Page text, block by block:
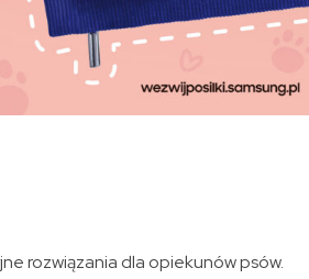
rozwiązania dla opiekunów psów.